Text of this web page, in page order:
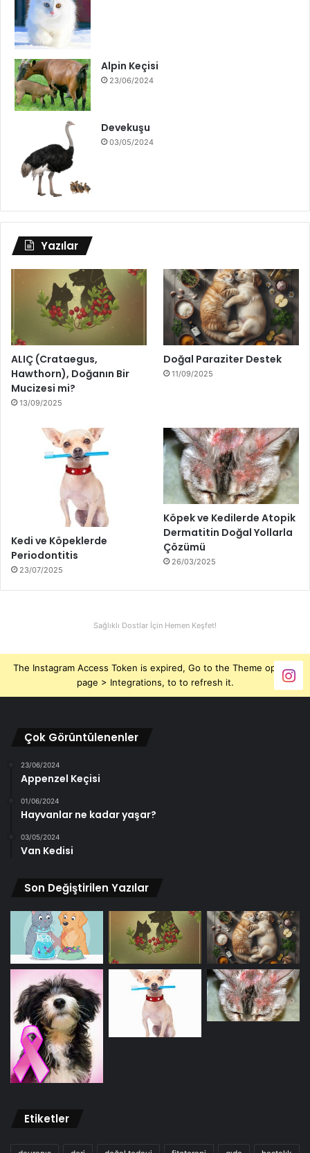
Alpin Keçisi
23/06/2024
Devekuşu
03/05/2024
Yazılar
ALIÇ (Crataegus,
Hawthorn), Doğanın Bir
Mucizesi mi?
13/09/2025
Doğal Paraziter Destek
11/09/2025
Kedi ve Köpeklerde
Periodontitis
23/07/2025
Köpek ve Kedilerde Atopik
Dermatitin Doğal Yollarla
Çözümü
26/03/2025
Sağlıklı Dostlar İçin Hemen Keşfet!
The Instagram Access Token is expired, Go to the Theme options
page > Integrations, to to refresh it.
Çok Görüntülenenler
23/06/2024
Appenzel Keçisi
01/06/2024
Hayvanlar ne kadar yaşar?
03/05/2024
Van Kedisi
Son Değiştirilen Yazılar
Etiketler